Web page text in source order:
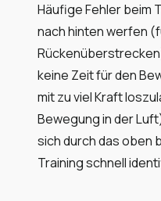
Häufige Fehler beim
nach hinten werfen
keine Zeit für den
mit zu viel Kraft
Bewegung in der
sich durch das
Training schnell